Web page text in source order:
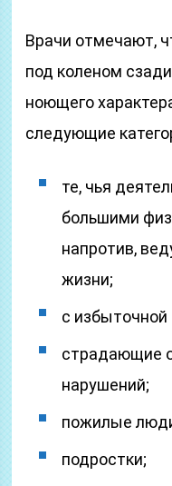
Врачи отмечают,
под коленом
ноющего
следующие
те, чья
большими
напротив,
жизни;
с избыточной
страдающие
нарушений;
пожилые
подростки;